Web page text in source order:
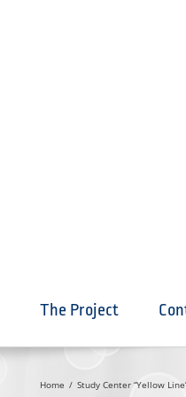
The Project
Home Study Center “Yellow